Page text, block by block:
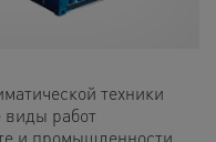
техники
виды работ
и промышленности